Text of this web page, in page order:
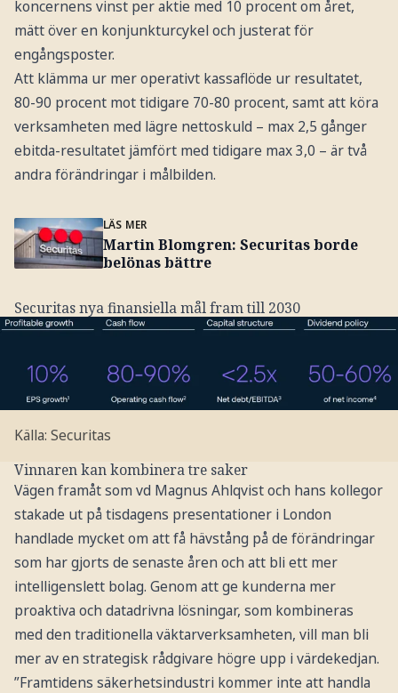
koncernens vinst per aktie med 10 procent om året,
mätt över en konjunkturcykel och justerat för
engångsposter.
Att klämma ur mer operativt kassaflöde ur resultatet,
80-90 procent mot tidigare 70-80 procent, samt att köra
verksamheten med lägre nettoskuld – max 2,5 gånger
ebitda-resultatet jämfört med tidigare max 3,0 – är två
andra förändringar i målbilden.
LÄS MER
Martin Blomgren: Securitas borde
belönas bättre
Securitas nya finansiella mål fram till 2030
Källa: Securitas
Vinnaren kan kombinera tre saker
Vägen framåt som vd Magnus Ahlqvist och hans kollegor
stakade ut på tisdagens presentationer i London
handlade mycket om att få hävstång på de förändringar
som har gjorts de senaste åren och att bli ett mer
intelligenslett bolag. Genom att ge kunderna mer
proaktiva och datadrivna lösningar, som kombineras
med den traditionella väktarverksamheten, vill man bli
mer av en strategisk rådgivare högre upp i värdekedjan.
”Framtidens säkerhetsindustri kommer inte att handla